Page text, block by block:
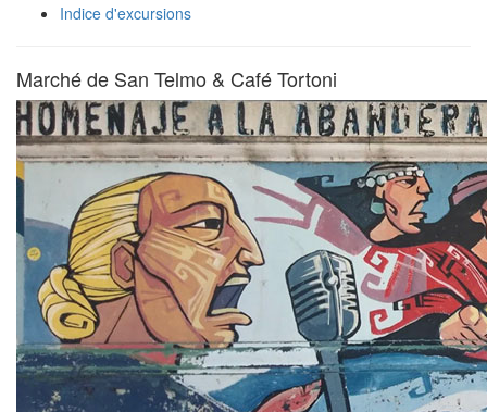
Indice d'excursions
Marché de San Telmo & Café Tortoni